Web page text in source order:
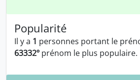
Popularité
Il y a 1 personnes portant le
63332º prénom le plus populaire.